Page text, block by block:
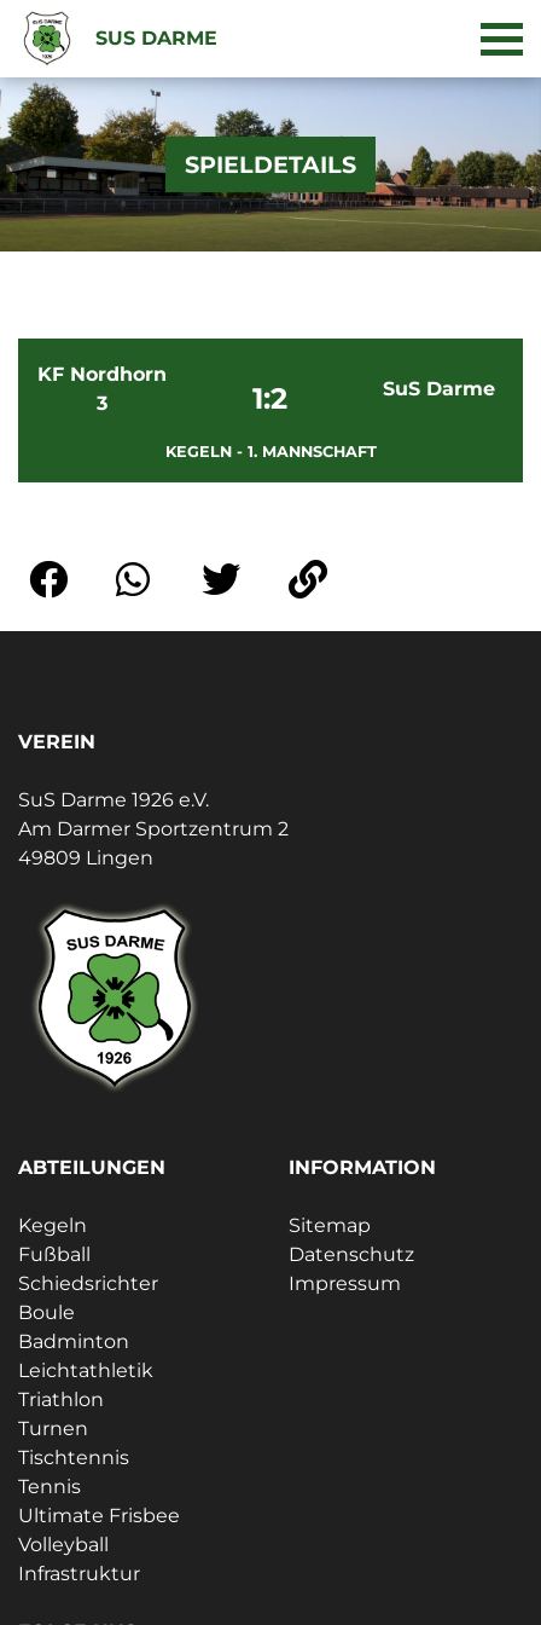
SUS DARME
SPIELDETAILS
KF Nordhorn
3
1:2 SuS Darme
KEGELN - 1. MANNSCHAFT
VEREIN
SuS Darme 1926 e.V.
Am Darmer Sportzentrum 2
49809 Lingen
ABTEILUNGEN
Kegeln
Fußball
Schiedsrichter
Boule
Badminton
Leichtathletik
Triathlon
Turnen
Tischtennis
Tennis
Ultimate Frisbee
Volleyball
Infrastruktur
INFORMATION
Sitemap
Datenschutz
Impressum